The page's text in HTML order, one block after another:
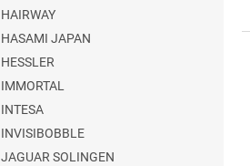
HAIRWAY
HASAMI JAPAN
HESSLER
IMMORTAL
INTESA
INVISIBOBBLE
JAGUAR SOLINGEN